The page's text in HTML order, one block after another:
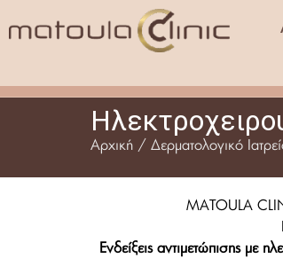
Αρχική / Δερματολογικό
MATOULA
Ενδείξεις αντιμετώπισης με